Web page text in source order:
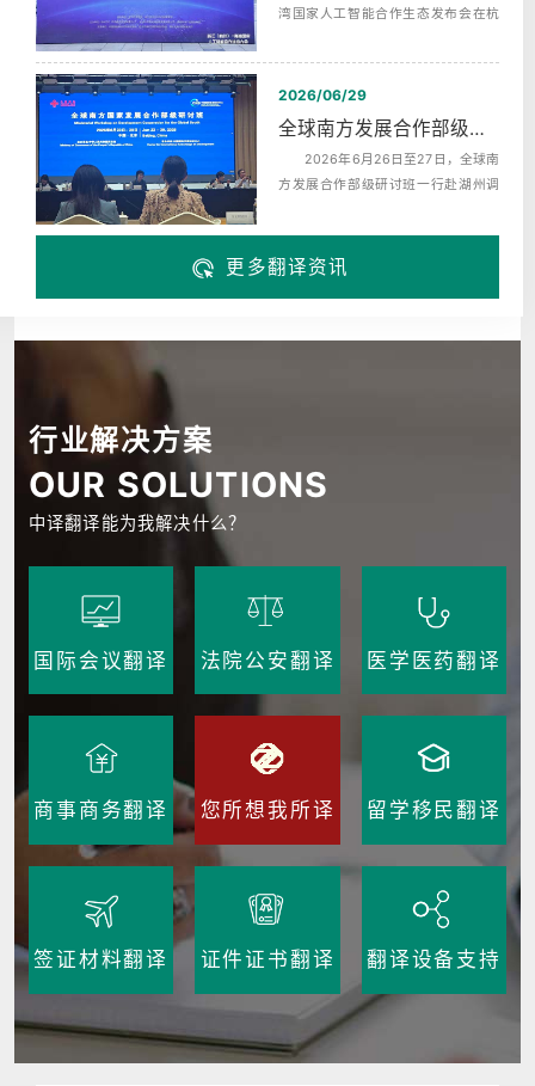
湾国家人工智能合作生态发布会在杭
了...
2026/06/29
全球南方发展合作部级研讨班赴湖州调研翻译服务
2026年6月26日至27日，全球南
方发展合作部级研讨班一行赴湖州调
罗、埃...
更多翻译资讯
行业解决方案
OUR SOLUTIONS
中译翻译能为我解决什么？
国际会议翻译 法院公安翻译 医学医药翻译
商事商务翻译 您所想我所译 留学移民翻译
签证材料翻译 证件证书翻译 翻译设备支持